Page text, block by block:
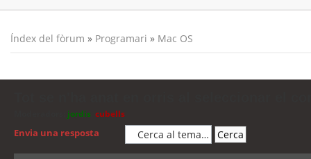
Índex del fòrum » Programari » Mac OS
jordis cubells
Envia una resposta